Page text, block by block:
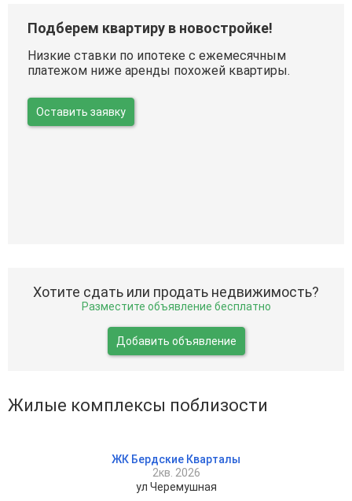
Подберем квартиру в новостройке!
Низкие ставки по ипотеке с ежемесячным
платежом ниже аренды похожей квартиры.
Оставить заявку
Хотите сдать или продать недвижимость?
Разместите объявление бесплатно
Добавить объявление
Жилые комплексы поблизости
ЖК Бердские Кварталы
2кв. 2026
ул Черемушная